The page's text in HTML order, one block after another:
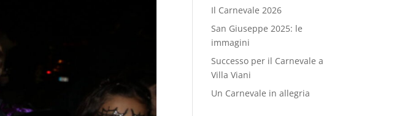
Il Carnevale 2026
San Giuseppe 2025: le
immagini
Successo per il Carnevale a
Villa Viani
Un Carnevale in allegria